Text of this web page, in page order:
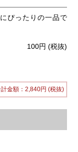
ぴったりの一品で
100円 (税抜)
金額：2,840円 (税抜)